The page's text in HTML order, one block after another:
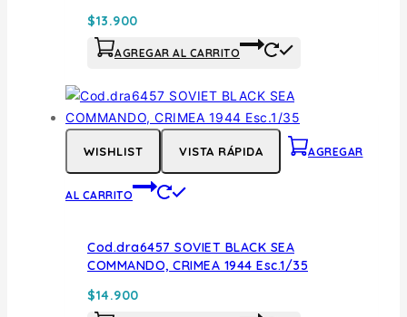
$13.900
AGREGAR AL CARRITO
WISHLIST VISTA RÁPIDA AGREGAR
AL CARRITO
Cod.dra6457 SOVIET BLACK SEA
COMMANDO, CRIMEA 1944 Esc.1/35
$14.900